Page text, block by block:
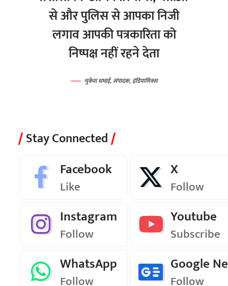
से और पुलिस से आपका निजी
लगाव आपकी पत्रकारिता को
निष्पक्ष नहीं रहने देता
मुकेश धभाई, संपादक, इंडियामिक्स
Stay Connected
Facebook
Like
X
Follow
Instagram
Follow
Youtube
Subscribe
WhatsApp
Follow
Google
Follow